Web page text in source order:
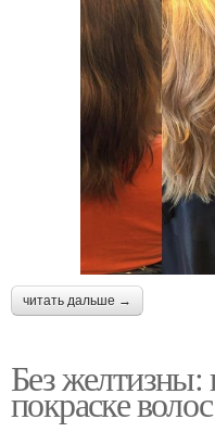
читать дальше →
Без желтизны:
покраске